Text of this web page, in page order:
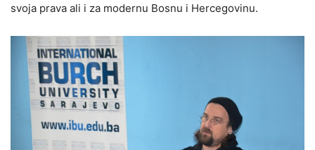
svoja prava ali i za modernu Bosnu i Hercegovinu.